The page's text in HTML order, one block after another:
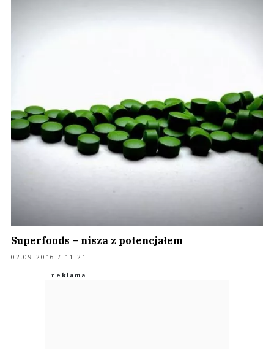
Superfoods – nisza z potencjałem
02.09.2016 / 11:21